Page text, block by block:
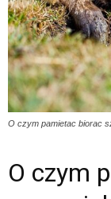
O czym pamietac biorac
O czym